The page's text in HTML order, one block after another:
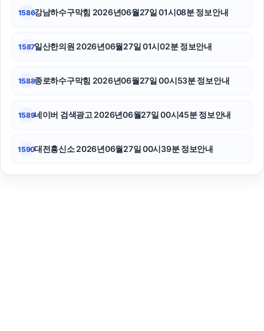
1586강남하수구막힘 2026년06월27일 01시08분 정보안내
1587일산한의원 2026년06월27일 01시02분 정보안내
1588종로하수구막힘 2026년06월27일 00시53분 정보안내
1589네이버 검색광고 2026년06월27일 00시45분 정보안내
1590대전흥신소 2026년06월27일 00시39분 정보안내